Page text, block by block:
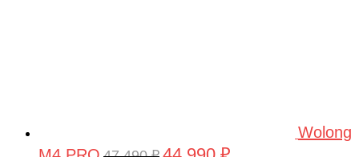
Wolong
Первоначальная